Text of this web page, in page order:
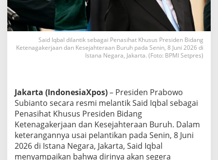
b
w
o
,
S
q
b
a
S
i
a
p
Said Iqbal dilantik sebagai Penasihat Khusus Presiden Bidang
Ketenagakerjaan dan Kesejahteraan Buruh pada Senin, 8 Juni 2026 di
Istana Negara, Jakarta. (Foto: BPMI Setpres)
Jakarta (IndonesiaXpos)– Presiden Prabowo
Subianto secara resmi melantik Said Iqbal sebagai
Penasihat Khusus Presiden Bidang
Ketenagakerjaan dan Kesejahteraan Buruh. Dalam
keterangannya usai pelantikan pada Senin, 8 Juni
2026 di Istana Negara, Jakarta, Said Iqbal
menyampaikan bahwa dirinya akan segera